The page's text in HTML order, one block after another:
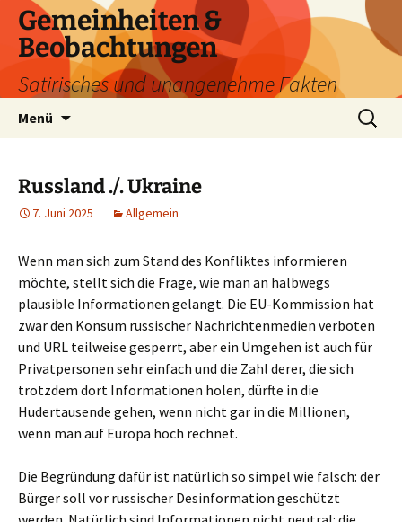
Zum
Inhalt
springen
Gemeinheiten &
Beobachtungen
Satirisches und unangenehme Fakten
Menü
Suchen
nach:
Russland ./. Ukraine
7. Juni 2025 Allgemein
Wenn man sich zum Stand des Konfliktes informieren
möchte, stellt sich die Frage, wie man an halbwegs
plausible Informationen gelangt. Die EU-Kommission hat
zwar den Konsum russischer Nachrichtenmedien verboten
und URL teilweise gesperrt, aber ein Umgehen ist auch für
Privatpersonen sehr einfach und die Zahl derer, die sich
trotzdem dort Informationen holen, dürfte in die
Hudertausende gehen, wenn nicht gar in die Millionen,
wenn man auf Europa hoch rechnet.
Die Begründung dafür ist natürlich so simpel wie falsch: der
Bürger soll vor russischer Desinformation geschützt